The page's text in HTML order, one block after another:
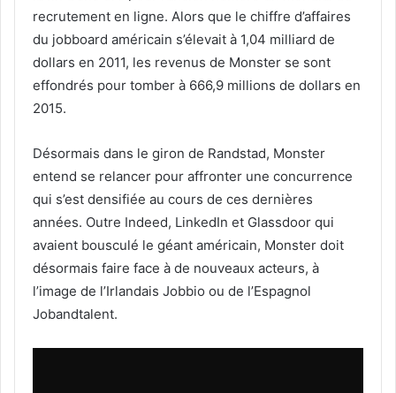
recrutement en ligne. Alors que le chiffre d’affaires
du jobboard américain s’élevait à 1,04 milliard de
dollars en 2011, les revenus de Monster se sont
effondrés pour tomber à 666,9 millions de dollars en
2015.
Désormais dans le giron de Randstad, Monster
entend se relancer pour affronter une concurrence
qui s’est densifiée au cours de ces dernières
années. Outre Indeed, LinkedIn et Glassdoor qui
avaient bousculé le géant américain, Monster doit
désormais faire face à de nouveaux acteurs, à
l’image de l’Irlandais Jobbio ou de l’Espagnol
Jobandtalent.